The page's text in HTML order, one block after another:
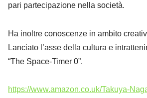
pari partecipazione nella società.
Ha inoltre conoscenze in ambito
Lanciato l’asse della cultura e
“The Space-Timer 0”.
https://www.amazon.co.uk/Takuya-